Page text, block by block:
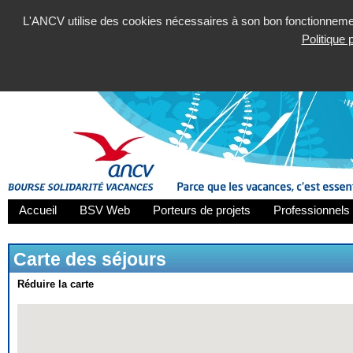
L'ANCV utilise des cookies nécessaires à son bon
Politique
Accueil BSV Web Porteurs de projets
Carte des séjours
Réduire la carte